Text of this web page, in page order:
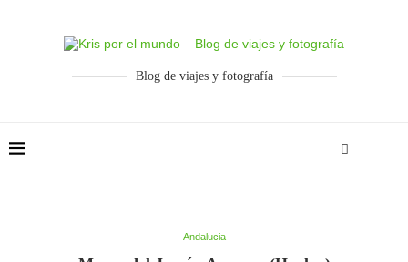
Blog de viajes y fotografía
Andalucia